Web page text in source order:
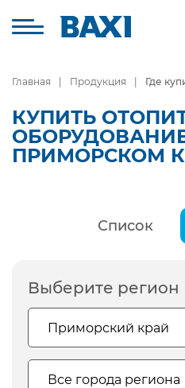
Главная Продукция Где
КУПИТЬ
ОБОРУДОВАНИЕ
ПРИМОРСКОМ
Список
Выберите регион